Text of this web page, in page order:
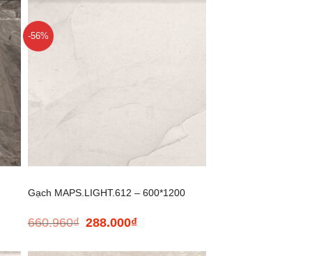
-56%
Gạch MAPS.LIGHT.612 – 600*1200
660.960₫ Giá
là:
288.000₫Giá
tại